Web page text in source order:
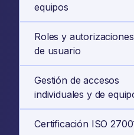
equipos
Roles y autorizaciones
de usuario
Gestión de accesos
individuales y de
Certificación ISO